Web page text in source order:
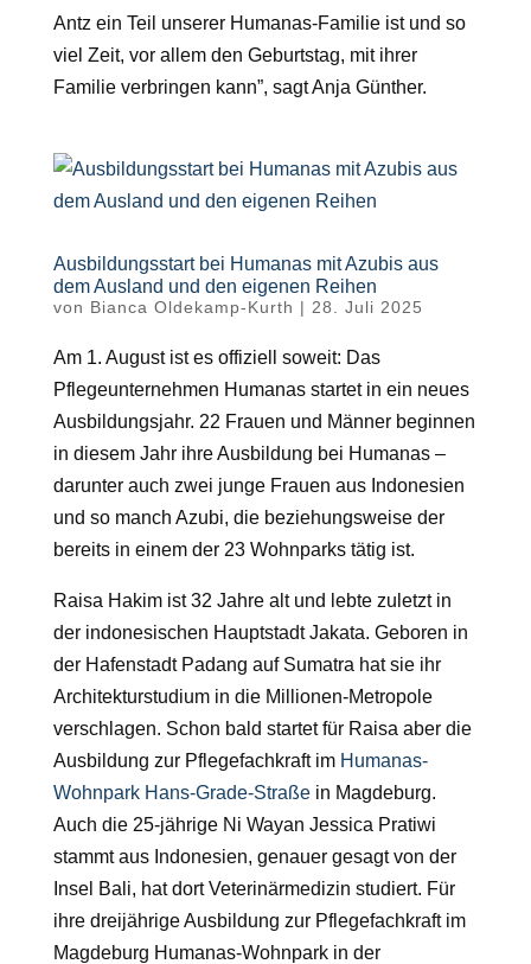
Antz ein Teil unserer Humanas-Familie ist und so
viel Zeit, vor allem den Geburtstag, mit ihrer
Familie verbringen kann”, sagt Anja Günther.
Ausbildungsstart bei Humanas mit Azubis aus
dem Ausland und den eigenen Reihen
von Bianca Oldekamp-Kurth | 28. Juli 2025
Am 1. August ist es offiziell soweit: Das
Pflegeunternehmen Humanas startet in ein neues
Ausbildungsjahr. 22 Frauen und Männer beginnen
in diesem Jahr ihre Ausbildung bei Humanas –
darunter auch zwei junge Frauen aus Indonesien
und so manch Azubi, die beziehungsweise der
bereits in einem der 23 Wohnparks tätig ist.
Raisa Hakim ist 32 Jahre alt und lebte zuletzt in
der indonesischen Hauptstadt Jakata. Geboren in
der Hafenstadt Padang auf Sumatra hat sie ihr
Architekturstudium in die Millionen-Metropole
verschlagen. Schon bald startet für Raisa aber die
Ausbildung zur Pflegefachkraft im Humanas-
Wohnpark Hans-Grade-Straßein Magdeburg.
Auch die 25-jährige Ni Wayan Jessica Pratiwi
stammt aus Indonesien, genauer gesagt von der
Insel Bali, hat dort Veterinärmedizin studiert. Für
ihre dreijährige Ausbildung zur Pflegefachkraft im
Magdeburg Humanas-Wohnpark in der